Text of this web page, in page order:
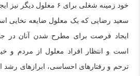
خود زمینه شغلی برای ۶ معلول دیگر نیز ایجاد شده است.
سعید رضایی که یک معلول ضایعه نخایی
ایجاد فرصت برای مطرح شدن آنان در
است و انتظار افراد معلول از مردم و
ترحم و رفتارهای احساسی، ابرازهای رشد